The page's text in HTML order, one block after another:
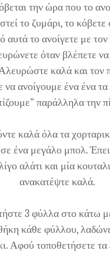
την ώρα που το
το ζυμάρι, το
αυτά το ανοίγετε με
όταν βλέπετε να
καλά και τον
να ανοίγουμε ένα ένα
παράλληλα την
καλά όλα τα
σε ένα μεγάλο μπολ.
αλάτι και μία
ανακατέψτε καλά.
3 φύλλα στο κάτω
κάθε φύλλου,
Αφού τοποθετήσετε